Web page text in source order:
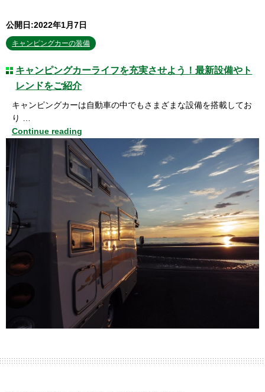
公開日:2022年1月7日
キャンピングカーの装備
キャンピングカーライフを充実させよう！最新設備やト
レンドをご紹介
キャンピングカーは自動車の中でもさまざまな設備を搭載してお
り …
Continue reading